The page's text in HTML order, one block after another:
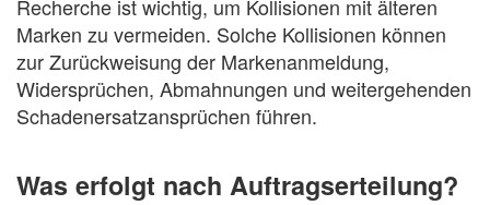
Recherche ist wichtig, um Kollisionen mit älteren
Marken zu vermeiden. Solche Kollisionen können
zur Zurückweisung der Markenanmeldung,
Widersprüchen, Abmahnungen und weitergehenden
Schadenersatzansprüchen führen.
Was erfolgt nach Auftragserteilung?